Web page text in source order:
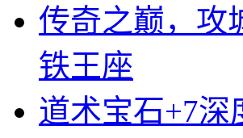
传奇之巅，攻
铁王座
道术宝石+7